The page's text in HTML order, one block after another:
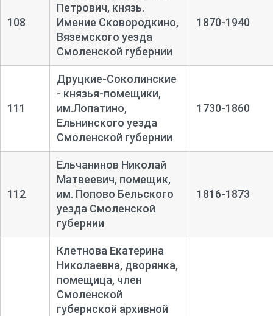
108
Петрович, князь.
Имение Сковородкино,
Вяземского уезда
Смоленской губернии
1870-1940
111
Друцкие-Соколинские
- князья-помещики,
им.Лопатино,
Ельнинского уезда
Смоленской губернии
1730-1860
112
Ельчанинов Николай
Матвеевич, помещик,
им. Попово Бельского
уезда Смоленской
губернии
1816-1873
Клетнова Екатерина
Николаевна, дворянка,
помещица, член
Смоленской
губернской архивной